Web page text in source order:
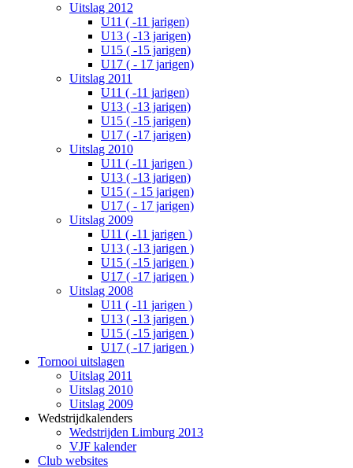
Uitslag 2012
U11 ( -11 jarigen)
U13 ( -13 jarigen)
U15 ( -15 jarigen)
U17 ( - 17 jarigen)
Uitslag 2011
U11 ( -11 jarigen)
U13 ( -13 jarigen)
U15 ( -15 jarigen)
U17 ( -17 jarigen)
Uitslag 2010
U11 ( -11 jarigen )
U13 ( -13 jarigen)
U15 ( - 15 jarigen)
U17 ( - 17 jarigen)
Uitslag 2009
U11 ( -11 jarigen )
U13 ( -13 jarigen )
U15 ( -15 jarigen )
U17 ( -17 jarigen )
Uitslag 2008
U11 ( -11 jarigen )
U13 ( -13 jarigen )
U15 ( -15 jarigen )
U17 ( -17 jarigen )
Tornooi uitslagen
Uitslag 2011
Uitslag 2010
Uitslag 2009
Wedstrijdkalenders
Wedstrijden Limburg 2013
VJF kalender
Club websites